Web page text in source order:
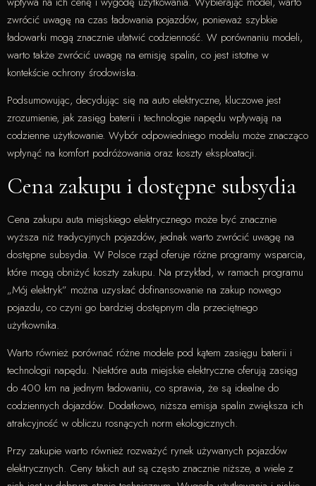
zwrócić uwagę na czas ładowania pojazdów, ponieważ szybkie
ładowarki mogą znacznie ułatwić codzienność. W porównaniu modeli,
warto także zwrócić uwagę na emisję spalin, co jest istotne w
kontekście ochrony środowiska.
Podsumowując, decydując się na auto elektryczne, kluczowe jest
zrozumienie, jak zasięg baterii i technologie napędu wpływają na
codzienne użytkowanie. Wybór odpowiedniego modelu może znacząco
wpłynąć na komfort podróżowania oraz koszty eksploatacji.
Cena zakupu i dostępne subsydia
Cena zakupu auta miejskiego elektrycznego może być znacznie
wyższa niż tradycyjnych pojazdów, jednak warto zwrócić uwagę na
dostępne subsydia. W Polsce rząd oferuje różne programy wsparcia,
które mogą obniżyć koszty zakupu. Na przykład, w ramach programu
„Mój elektryk” można uzyskać dofinansowanie na zakup nowego
pojazdu, co czyni go bardziej dostępnym dla przeciętnego
użytkownika.
Warto również porównać różne modele pod kątem zasięgu baterii i
technologii napędu. Niektóre auta miejskie elektryczne oferują zasięg
do 400 km na jednym ładowaniu, co sprawia, że są idealne do
codziennych dojazdów. Dodatkowo, niższa emisja spalin zwiększa ich
atrakcyjność w obliczu rosnących norm ekologicznych.
Przy zakupie warto również rozważyć rynek używanych pojazdów
elektrycznych. Ceny takich aut są często znacznie niższe, a wiele z